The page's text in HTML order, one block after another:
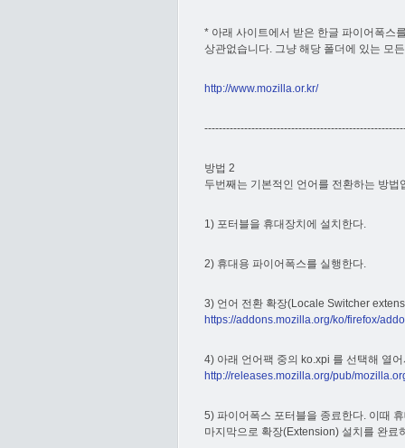
* 아래 사이트에서 받은 한글 파이어폭스
상관없습니다. 그냥 해당 폴더에 있는 모
http://www.mozilla.or.kr/
방법 2
두번째는 기본적인 언어를 전환하는 방법
1) 포터블을 휴대장치에 설치한다.
2) 휴대용 파이어폭스를 실행한다.
3) 언어 전환 확장(Locale Switcher
https://addons.mozilla.org/ko/firefox/
4) 아래 언어팩 중의 ko.xpi 를 선택해 열
http://releases.mozilla.org/pub/
5) 파이어폭스 포터블을 종료한다. 이때
마지막으로 확장(Extension) 설치를 완료